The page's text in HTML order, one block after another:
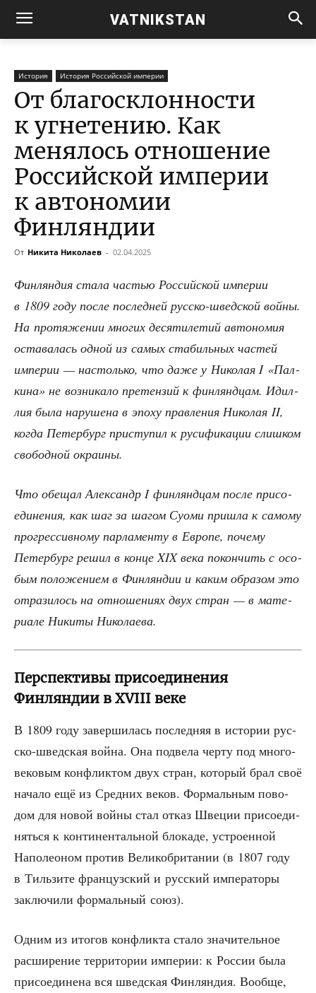
VATNIKSTAN
История История Российской империи
От благосклонности
к угнетению. Как
менялось отношение
Российской империи
к автономии
Финляндии
От Никита Николаев - 02.04.2025
Фин­лян­дия ста­ла частью Рос­сий­ской импе­рии
в 1809 году после послед­ней рус­ско-швед­ской вой­ны.
На про­тя­же­нии мно­гих деся­ти­ле­тий авто­но­мия
оста­ва­лась одной из самых ста­биль­ных частей
импе­рии — настоль­ко, что даже у Нико­лая I «Пал­
ки­на» не воз­ни­ка­ло пре­тен­зий к фин­лянд­цам. Идил­
лия была нару­ше­на в эпо­ху прав­ле­ния Нико­лая II,
когда Петер­бург при­сту­пил к руси­фи­ка­ции слиш­ком
сво­бод­ной окраины.
Что обе­щал Алек­сандр I фин­лянд­цам после при­со­
еди­не­ния, как шаг за шагом Суо­ми при­шла к само­му
про­грес­сив­но­му пар­ла­мен­ту в Евро­пе, поче­му
Петер­бург решил в кон­це XIX века покон­чить с осо­
бым поло­же­ни­ем в Фин­лян­дии и каким обра­зом это
отра­зи­лось на отно­ше­ни­ях двух стран — в мате­
ри­а­ле Ники­ты Николаева.
Перспективы присоединения
Финляндии в XVIII веке
В 1809 году завер­ши­лась послед­няя в исто­рии рус­
ско-швед­ская вой­на. Она под­ве­ла чер­ту под мно­го­
ве­ко­вым кон­флик­том двух стран, кото­рый брал своё
нача­ло ещё из Сред­них веков. Фор­маль­ным пово­
дом для новой вой­ны стал отказ Шве­ции при­со­еди­
нять­ся к кон­ти­нен­таль­ной бло­ка­де, устро­ен­ной
Напо­лео­ном про­тив Вели­ко­бри­та­нии (в 1807 году
в Тиль­зи­те фран­цуз­ский и рус­ский импе­ра­то­ры
заклю­чи­ли фор­маль­ный союз).
Одним из ито­гов кон­флик­та ста­ло зна­чи­тель­ное
рас­ши­ре­ние тер­ри­то­рии импе­рии: к Рос­сии была
при­со­еди­не­на вся швед­ская Фин­лян­дия. Вооб­ще,